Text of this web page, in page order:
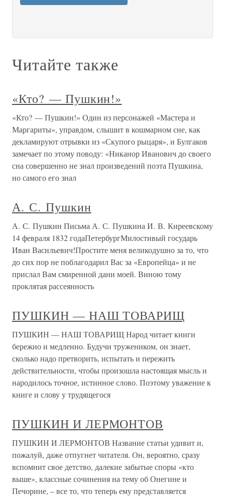
Читайте также
«Кто? — Пушкин!»
«Кто? — Пушкин!» Один из персонажей «Мастера и
Маргариты», управдом, слышит в кошмарном сне, как
декламируют отрывки из «Скупого рыцаря», и Булгаков
замечает по этому поводу: «Никанор Иванович до своего
сна совершенно не знал произведений поэта Пушкина,
но самого его знал
А. С. Пушкин
А. С. Пушкин Письма А. С. Пушкина И. В. Киреевскому
14 февраля 1832 годаПетербургМилостивый государь
Иван Васильевич!Простите меня великодушно за то, что
до сих пор не поблагодарил Вас за «Европейца» и не
прислал Вам смиренной дани моей. Виною тому
проклятая рассеянность
ПУШКИН — НАШ ТОВАРИЩ
ПУШКИН — НАШ ТОВАРИЩ Народ читает книги
бережно и медленно. Будучи тружеником, он знает,
сколько надо претворить, испытать и пережить
действительности, чтобы произошла настоящая мысль и
народилось точное, истинное слово. Поэтому уважение к
книге и слову у трудящегося
ПУШКИН И ЛЕРМОНТОВ
ПУШКИН И ЛЕРМОНТОВ Название статьи удивит и,
пожалуй, даже отпугнет читателя. Он, вероятно, сразу
вспомнит свое детство, далекие забытые споры «кто
выше», классные сочинения на тему об Онегине и
Печорине, – все то, что теперь ему представляется